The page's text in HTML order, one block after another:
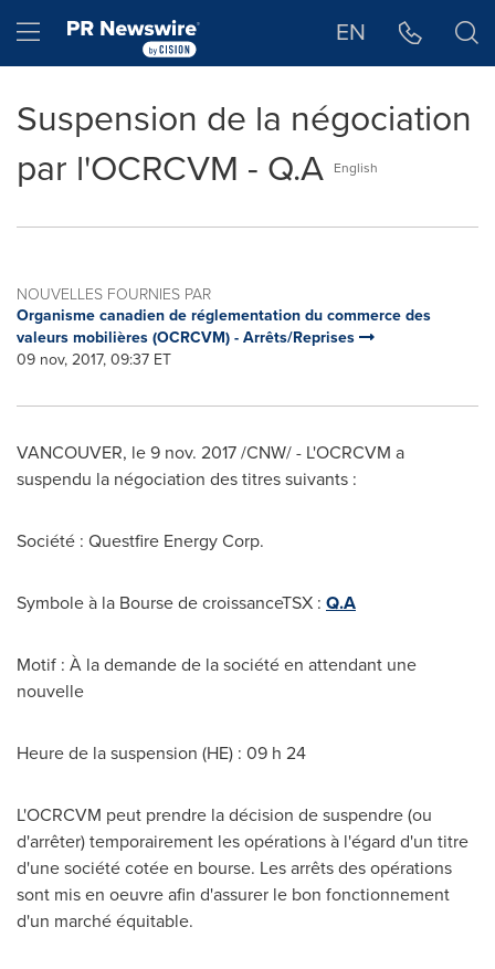
Hamburger menu EN
Suspension de la négociation
par l'OCRCVM - Q.A English
NOUVELLES FOURNIES PAR
Organisme canadien de réglementation du commerce des
valeurs mobilières (OCRCVM) - Arrêts/Reprises
09 nov, 2017, 09:37 ET
VANCOUVER, le9 nov. 2017 /CNW/ - L'OCRCVM a
suspendu la négociation des titres suivants :
Société : Questfire Energy Corp.
Symbole à la Bourse de croissanceTSX : Q.A
Motif : À la demande de la société en attendant une
nouvelle
Heure de la suspension (HE) : 09 h 24
L'OCRCVM peut prendre la décision de suspendre (ou
d'arrêter) temporairement les opérations à l'égard d'un titre
d'une société cotée en bourse. Les arrêts des opérations
sont mis en oeuvre afin d'assurer le bon fonctionnement
d'un marché équitable.